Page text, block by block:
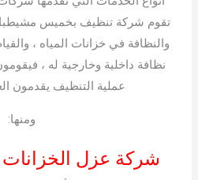
تقوم شركة تنظيف بخميس
والنظافة في خزانات المياه ،
نظافة داخلية وخارجية له ،
عملية التنظيف يقدمون
ومنها:
شركة عزل